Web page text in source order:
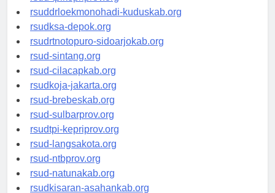
rsud-tpikepriprov.org
rsuddrloekmonohadi-kuduskab.org
rsudksa-depok.org
rsudrtnotopuro-sidoarjokab.org
rsud-sintang.org
rsud-cilacapkab.org
rsudkoja-jakarta.org
rsud-brebeskab.org
rsud-sulbarprov.org
rsudtpi-kepriprov.org
rsud-langsakota.org
rsud-ntbprov.org
rsud-natunakab.org